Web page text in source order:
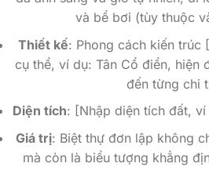
và bể bơi (tùy thuộc
Thiết kế: Phong cách kiến trúc
cụ thể, ví dụ: Tân Cổ điển, hiện
đến từng chi
Diện tích: [Nhập diện tích đất,
Giá trị: Biệt thự đơn lập không
mà còn là biểu tượng khẳng